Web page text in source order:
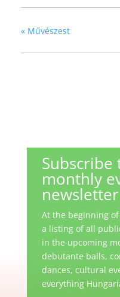
« Művészest
Subscribe
monthly
newsletter
At the beginning
a listing of all
in the upcoming
debutante balls,
dances, cultural
everything